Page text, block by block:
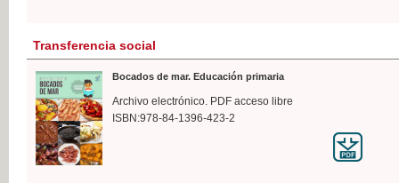
Transferencia social
Bocados de mar. Educación primaria
Archivo electrónico. PDF acceso libre
ISBN:978-84-1396-423-2